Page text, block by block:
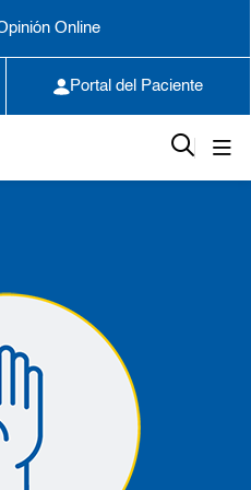
Online
Portal del Paciente